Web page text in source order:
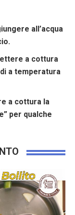
all’acqua
a cottura
a temperatura
a cottura la
per qualche